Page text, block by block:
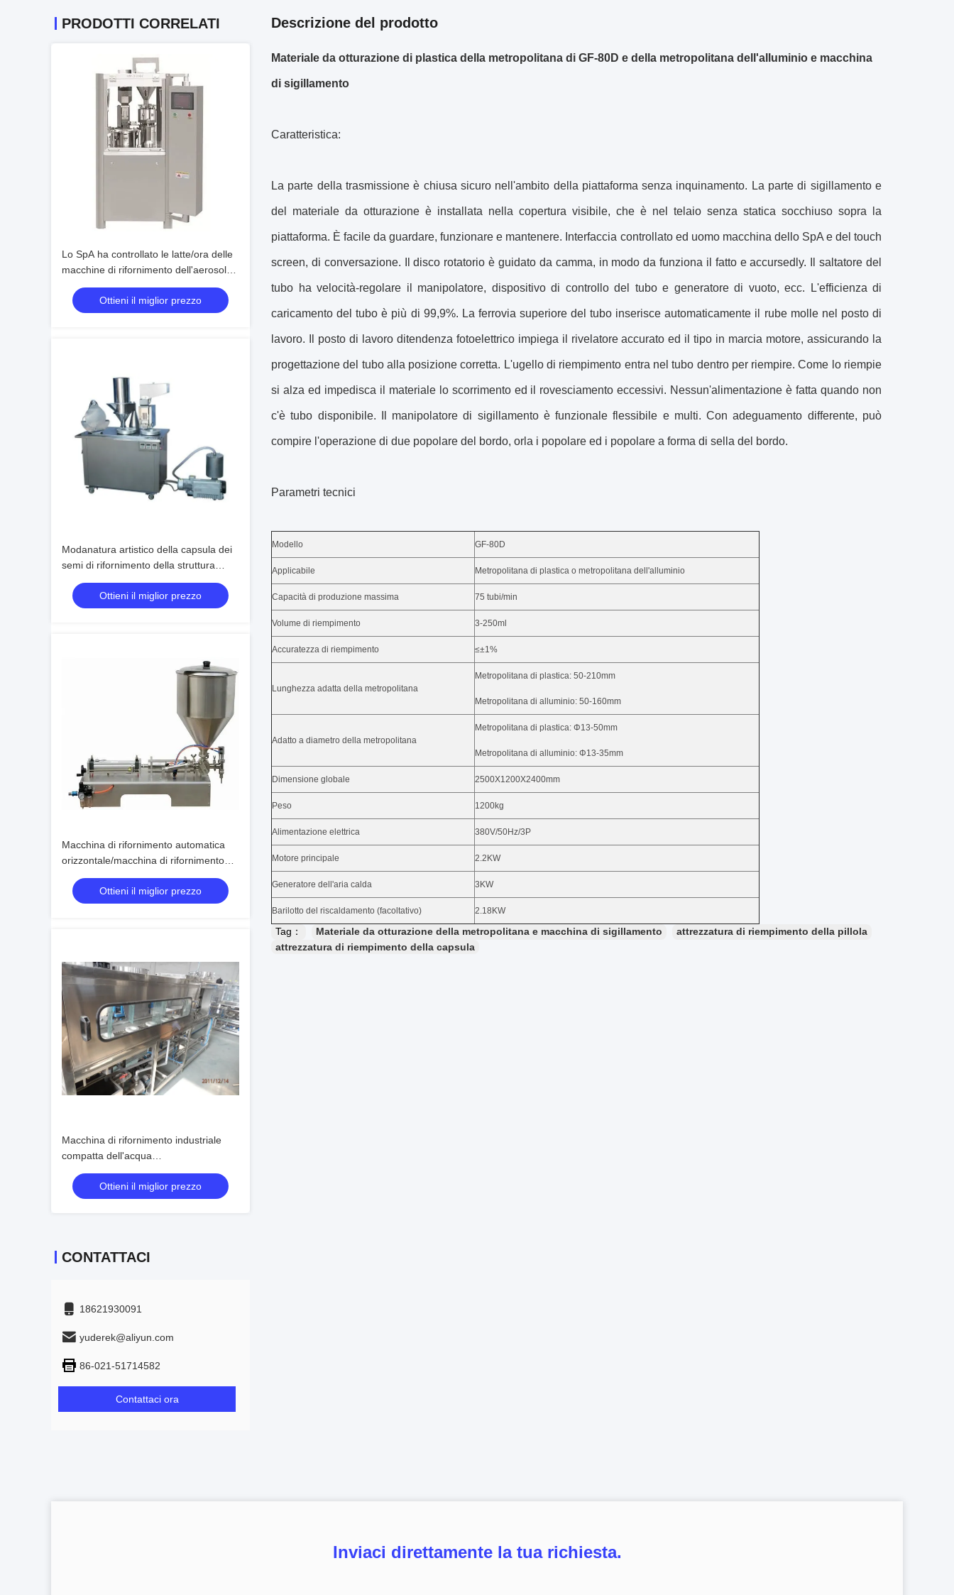
PRODOTTI CORRELATI
Lo SpA ha controllato le latte/ora delle
macchine di rifornimento dell'aerosol
della valvola della borsa 1200 - 1500
Ottieni il miglior prezzo
Modanatura artistico della capsula dei
semi di rifornimento della struttura
novella automatica della macchina
25000 Pcs/HOttieni il miglior prezzo
Macchina di rifornimento automatica
orizzontale/macchina di rifornimento
volumetrica pneumatica
Ottieni il miglior prezzo
Macchina di rifornimento industriale
compatta dell'acqua
potabile/imbottigliatrice dell'acqua
Ottieni il miglior prezzo
CONTATTACI
18621930091
yuderek@aliyun.com
86-021-51714582
Contattaci ora
Descrizione del prodotto
Materiale da otturazione di plastica della metropolitana di GF-80D e della metropolitana dell'alluminio e macchina
di sigillamento
Caratteristica:
La parte della trasmissione è chiusa sicuro nell'ambito della piattaforma senza inquinamento. La parte di sigillamento e
del materiale da otturazione è installata nella copertura visibile, che è nel telaio senza statica socchiuso sopra la
piattaforma. È facile da guardare, funzionare e mantenere. Interfaccia controllato ed uomo macchina dello SpA e del touch
screen, di conversazione. Il disco rotatorio è guidato da camma, in modo da funziona il fatto e accursedly. Il saltatore del
tubo ha velocità-regolare il manipolatore, dispositivo di controllo del tubo e generatore di vuoto, ecc. L'efficienza di
caricamento del tubo è più di 99,9%. La ferrovia superiore del tubo inserisce automaticamente il rube molle nel posto di
lavoro. Il posto di lavoro ditendenza fotoelettrico impiega il rivelatore accurato ed il tipo in marcia motore, assicurando la
progettazione del tubo alla posizione corretta. L'ugello di riempimento entra nel tubo dentro per riempire. Come lo riempie
si alza ed impedisca il materiale lo scorrimento ed il rovesciamento eccessivi. Nessun'alimentazione è fatta quando non
c'è tubo disponibile. Il manipolatore di sigillamento è funzionale flessibile e multi. Con adeguamento differente, può
compire l'operazione di due popolare del bordo, orla i popolare ed i popolare a forma di sella del bordo.
Parametri tecnici
Modello GF-80D
Applicabile Metropolitana di plastica o metropolitana dell'alluminio
Capacità di produzione massima 75 tubi/min
Volume di riempimento 3-250ml
Accuratezza di riempimento ≤±1%
Lunghezza adatta della metropolitana
Metropolitana di plastica: 50-210mm
Metropolitana di alluminio: 50-160mm
Adatto a diametro della metropolitana
Metropolitana di plastica: Φ13-50mm
Metropolitana di alluminio: Φ13-35mm
Dimensione globale 2500X1200X2400mm
Peso 1200kg
Alimentazione elettrica 380V/50Hz/3P
Motore principale 2.2KW
Generatore dell'aria calda 3KW
Barilotto del riscaldamento (facoltativo) 2.18KW
Tag： Materiale da otturazione della metropolitana e macchina di sigillamento
attrezzatura di riempimento della pillola
attrezzatura di riempimento della capsula
Inviaci direttamente la tua richiesta.